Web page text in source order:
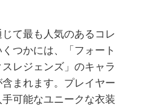
て最も人気のあるコレ
つかには、「フォート
レジェンズ」のキャラ
まれます。プレイヤー
可能なユニークな衣装